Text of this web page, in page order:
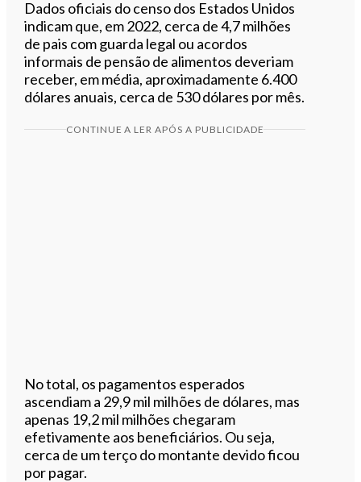
Dados oficiais do censo dos Estados Unidos
indicam que, em 2022, cerca de 4,7 milhões
de pais com guarda legal ou acordos
informais de pensão de alimentos deveriam
receber, em média, aproximadamente 6.400
dólares anuais, cerca de 530 dólares por mês.
CONTINUE A LER APÓS A PUBLICIDADE
No total, os pagamentos esperados
ascendiam a 29,9 mil milhões de dólares, mas
apenas 19,2 mil milhões chegaram
efetivamente aos beneficiários. Ou seja,
cerca de um terço do montante devido ficou
por pagar.